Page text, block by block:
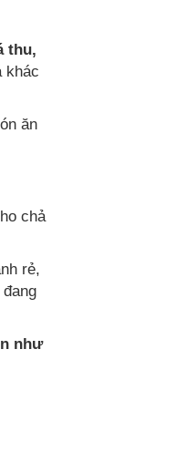
thu,
khác
ăn
chả
rẻ,
như